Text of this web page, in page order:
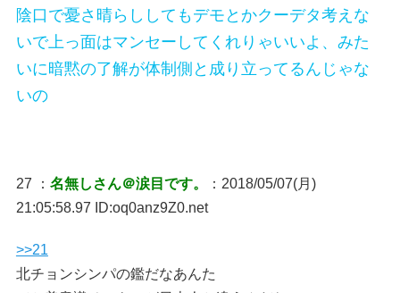
陰口で憂さ晴らししてもデモとかクーデタ考えな
いで上っ面はマンセーしてくれりゃいいよ、みた
いに暗黙の了解が体制側と成り立ってるんじゃな
いの
27 ： 名無しさん＠涙目です。
：2018/05/07(月)
21:05:58.97 ID:oq0anz9Z0.net
>>21
北チョンシンパの鑑だなあんた